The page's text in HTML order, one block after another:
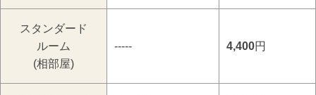
スタンダード
ルーム
(相部屋)
----- 4,400円